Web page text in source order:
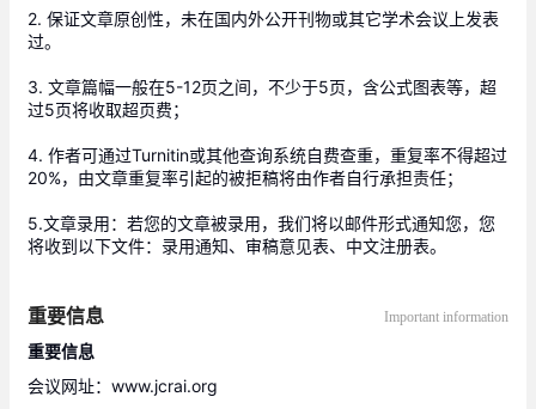
2. 保证文章原创性，未在国内外公开刊物或其它学术会议上发表
过。
3. 文章篇幅一般在5-12页之间，不少于5页，含公式图表等，超
过5页将收取超页费；
4. 作者可通过Turnitin或其他查询系统自费查重，重复率不得超过
20%，由文章重复率引起的被拒稿将由作者自行承担责任；
5.文章录用：若您的文章被录用，我们将以邮件形式通知您，您
将收到以下文件：录用通知、审稿意见表、中文注册表。
重要信息 Important information
重要信息
会议网址：www.jcrai.org